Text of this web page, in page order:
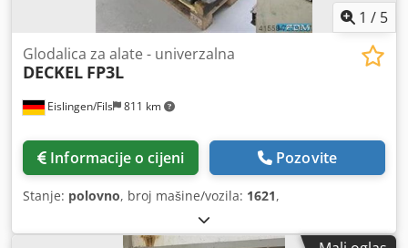
1 / 5
Eislingen/Fils 811 km
Glodalica za alate - univerzalna
DECKEL FP3L
Informacije o cijeni Pozovite
Stanje: polovno, broj mašine/vozila: 1621,